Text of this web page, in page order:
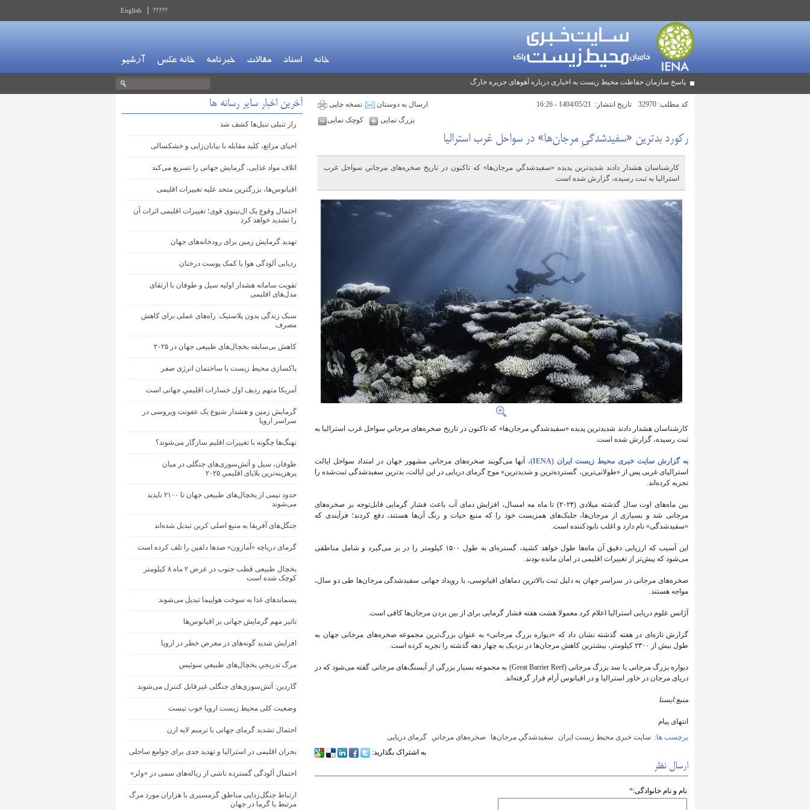
?????
English
خانه اسناد مقالات خبرنامه خانه عکس آرشیو
پاسخ سازمان حفاظت محیط زیست به اخباری درباره آهوهای جزیره خارگ
کد مطلب: تاریخ انتشار: نسخه چاپی
ارسال به دوستان
بزرگ نمایی
کوچک نمایی
رکورد بدترین «سفیدشدگیِ مرجان‌ها» در سواحل غرب استرالیا
کارشناسان هشدار دادند شدیدترین پدیده «سفیدشدگیِ مرجان‌ها» که تاکنون در تاریخ صخره‌های مرجانیِ سواحل غرب
استرالیا به ثبت رسیده، گزارش شده است.
کارشناسان هشدار دادند شدیدترین پدیده «سفیدشدگیِ مرجان‌ها» که تاکنون در تاریخ صخره‌های مرجانیِ سواحل غرب استرالیا به
ثبت رسیده، گزارش شده است.
به گزارش سایت خبری محیط زیست ایران (IENA)
، آنها می‌گویند صخره‌های مرجانی مشهور جهان در امتداد سواحل ایالت
استرالیای غربی پس از «طولانی‌ترین، گسترده‌ترین و شدیدترین» موج گرمای دریایی در این ایالت، بدترین سفیدشدگی ثبت‌شده را
تجربه کرده‌اند.
بین ماه‌های اوت سال گذشته میلادی (۲۰۲۴) تا ماه مه امسال، افزایش دمای آب باعث فشار گرمایی قابل‌توجه بر صخره‌های
مرجانی شد و بسیاری از مرجان‌ها، جلبک‌های همزیست خود را که منبع حیات و رنگ آن‌ها هستند، دفع کردند؛ فرآیندی که
«سفیدشدگی» نام دارد و اغلب نابودکننده است.
این آسیب که ارزیابی دقیق آن ماه‌ها طول خواهد کشید، گستره‌ای به طول ۱۵۰۰ کیلومتر را در بر می‌گیرد و شامل مناطقی
می‌شود که پیش‌تر از تغییرات اقلیمی در امان مانده بودند.
صخره‌های مرجانی در سراسر جهان به دلیل ثبت بالاترین دماهای اقیانوسی، با رویداد جهانی سفیدشدگی مرجان‌ها طی دو سال،
مواجه هستند.
آژانس علوم دریایی استرالیا اعلام کرد معمولا هشت هفته فشار گرمایی برای از بین بردن مرجان‌ها کافی است.
گزارش تازه‌ای در هفته گذشته نشان داد که «دیواره بزرگ مرجانی» به عنوان بزرگ‌ترین مجموعه صخره‌های مرجانی جهان به
طول بیش از ۲۳۰۰ کیلومتر، بیشترین کاهش مرجان‌ها در نزدیک به چهار دهه گذشته را تجربه کرده است.
دیواره بزرگ مرجانی یا سد بزرگ مرجانی (Great Barrier Reef) به مجموعه بسیار بزرگی از آبسنگ‌های مرجانی گفته می‌شود که در
دریای مرجان در خاور استرالیا و در اقیانوس آرام قرار گرفته‌اند.
منبع:ایسنا
انتهای پیام
برچسب ها: سایت خبری محیط زیست ایران سفیدشدگیِ مرجان‌ها صخره‌های مرجانیِ گرمای دریایی
به اشتراک بگذارید:
ارسال نظر
نام و نام خانوادگی:*
آخرین اخبار سایر رسانه ها
راز تنبلی تنبل‌ها کشف شد
احیای مراتع، کلید مقابله با بیابان‌زایی و خشکسالی
اتلاف مواد غذایی، گرمایش جهانی را تسریع می‌کند
اقیانوس‌ها، بزرگترین متحد علیه تغییرات اقلیمی
احتمال وقوع یک ال‌نینوی قوی؛ تغییرات اقلیمی اثرات آن
را تشدید خواهد کرد
تهدید گرمایش زمین برای رودخانه‌های جهان
ردیابی آلودگی هوا با کمک پوست درختان
تقویت سامانه هشدار اولیه سیل و طوفان با ارتقای
مدل‌های اقلیمی
سبک زندگی بدون پلاستیک: راه‌های عملی برای کاهش
مصرف
کاهش بی‌سابقه‌ یخچال‌های طبیعی جهان در ۲۰۲۵
پاکسازی محیط زیست با ساختمان انرژی صفر
آمریکا متهم ردیف اول خسارات اقلیمیِ جهانی است
گرمایش زمین و هشدار شیوع یک عفونت ویروسی در
سراسر اروپا
نهنگ‌ها چگونه با تغییرات اقلیم سازگار می‌شوند؟
طوفان، سیل و آتش‌سوزی‌های جنگلی در میان
پرهزینه‌ترین بلایای اقلیمیِ ۲۰۲۵
حدود نیمی از یخچال‌های طبیعی جهان تا ۲۱۰۰ ناپدید
می‌شوند
جنگل‌های آفریقا به منبع اصلی کربن تبدیل شده‌اند
گرمای دریاچه «آمازون» صدها دلفین را تلف کرده است
یخچال طبیعی قطب جنوب در عرض ۲ ماه ۸ کیلومتر
کوچک شده است
پسماندهای غذا به سوخت هواپیما تبدیل می‌شوند
تاثیر مهم گرمایش جهانی بر اقیانوس‌ها
افزایش شدید گونه‌های در معرض خطر در اروپا
مرگ تدریجیِ یخچال‌های طبیعیِ سوئیس
گاردین: آتش‌سوزی‌های جنگلی غیرقابل کنترل می‌شوند
وضعیت کلی محیط زیست اروپا خوب نیست
احتمال تشدید گرمای جهانی با ترمیم لایه ازن
بحران اقلیمی در استرالیا و تهدید جدی برای جوامع ساحلی
احتمال آلودگی گسترده ناشی از زباله‌های سمی در «ولز»
ارتباط جنگل‌زدایی مناطق گرمسیری با هزاران مورد مرگ
مرتبط با گرما در جهان